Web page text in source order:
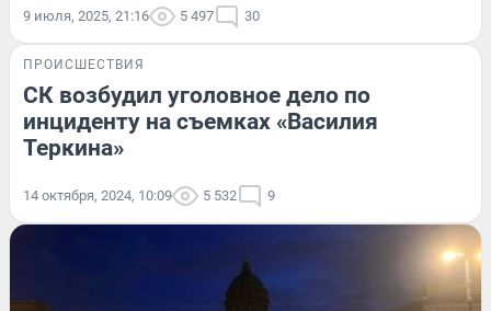
9 июля, 2025, 21:16 5 497 30
ПРОИСШЕСТВИЯ
СК возбудил уголовное дело по
инциденту на съемках «Василия
Теркина»
14 октября, 2024, 10:09 5 532 9